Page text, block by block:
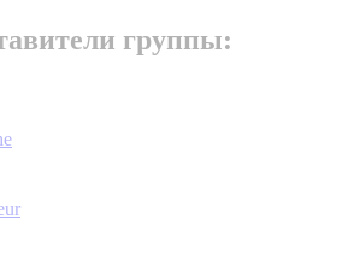
группы: